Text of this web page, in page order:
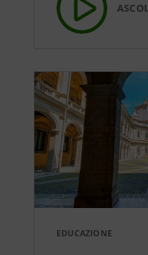
EDUCAZIONE